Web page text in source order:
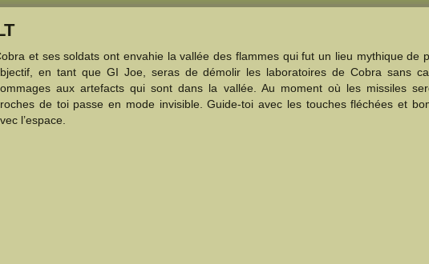
et ses soldats ont envahie la vallée des flammes qui fut un lieu mythique de
en tant que GI Joe, seras de démolir les laboratoires de Cobra sans
aux artefacts qui sont dans la vallée. Au moment où les missiles
de toi passe en mode invisible. Guide-toi avec les touches fléchées et
l’espace.